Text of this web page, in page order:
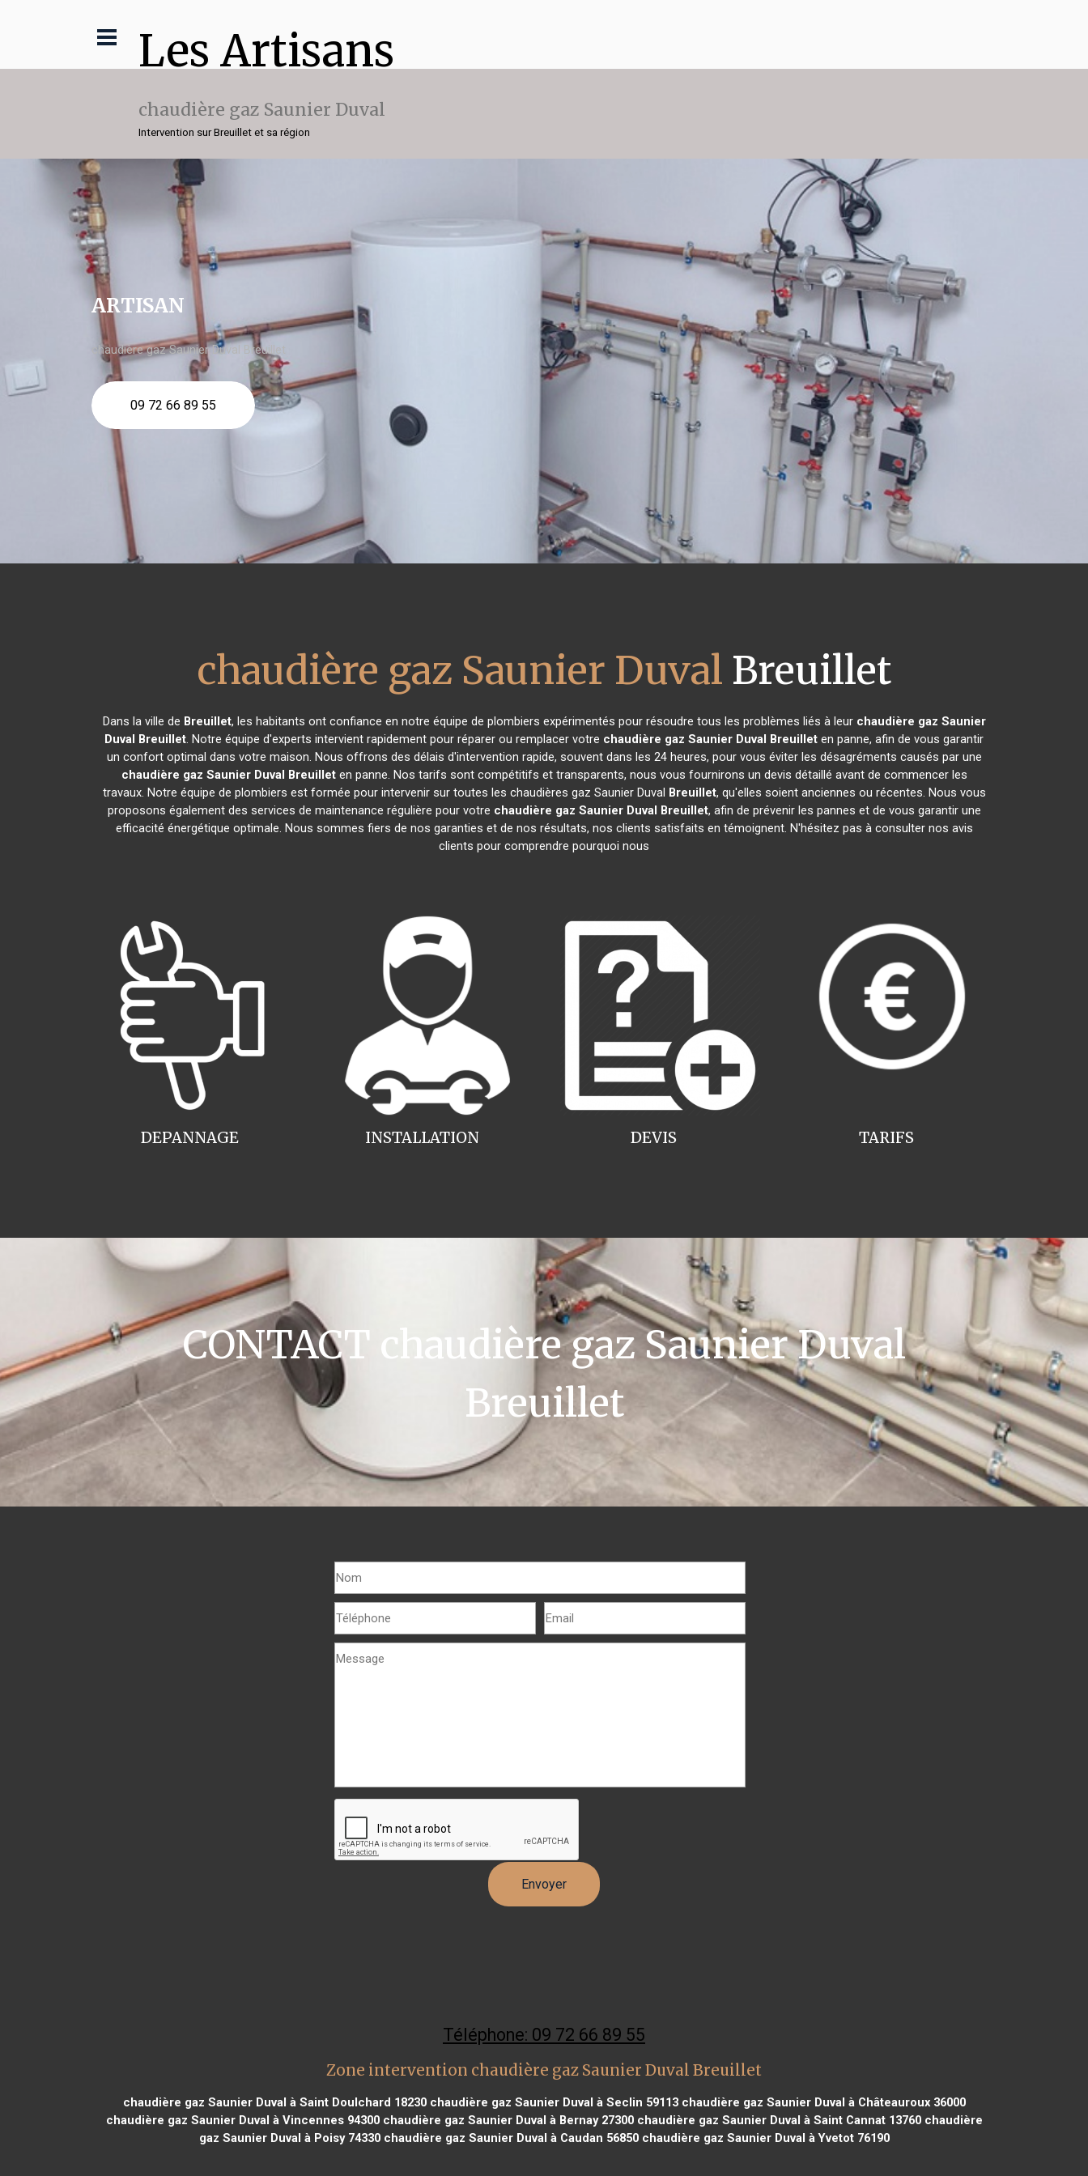
Les Artisans
chaudière gaz Saunier Duval
Intervention sur Breuillet et sa région
ARTISAN
chaudière gaz Saunier Duval Breuillet
09 72 66 89 55
chaudière gaz Saunier Duval Breuillet
Dans la ville de Breuillet, les habitants ont confiance en notre équipe de plombiers expérimentés pour résoudre tous les problèmes liés à leur chaudière gaz Saunier
Duval Breuillet. Notre équipe d'experts intervient rapidement pour réparer ou remplacer votre chaudière gaz Saunier Duval Breuillet en panne, afin de vous garantir
un confort optimal dans votre maison. Nous offrons des délais d'intervention rapide, souvent dans les 24 heures, pour vous éviter les désagréments causés par une
chaudière gaz Saunier Duval Breuilleten panne. Nos tarifs sont compétitifs et transparents, nous vous fournirons un devis détaillé avant de commencer les
travaux. Notre équipe de plombiers est formée pour intervenir sur toutes les chaudières gaz Saunier Duval Breuillet, qu'elles soient anciennes ou récentes. Nous vous
proposons également des services de maintenance régulière pour votre chaudière gaz Saunier Duval Breuillet, afin de prévenir les pannes et de vous garantir une
efficacité énergétique optimale. Nous sommes fiers de nos garanties et de nos résultats, nos clients satisfaits en témoignent. N'hésitez pas à consulter nos avis
clients pour comprendre pourquoi nous
INSTALLATION
DEPANNAGE TARIFS
DEVIS
CONTACT chaudière gaz Saunier Duval
Breuillet
Téléphone: 09 72 66 89 55
Zone intervention chaudière gaz Saunier Duval Breuillet
chaudière gaz Saunier Duval à Saint Doulchard 18230chaudière gaz Saunier Duval à Seclin 59113chaudière gaz Saunier Duval à Châteauroux 36000
chaudière gaz Saunier Duval à Vincennes 94300chaudière gaz Saunier Duval à Bernay 27300chaudière gaz Saunier Duval à Saint Cannat 13760chaudière
gaz Saunier Duval à Poisy 74330chaudière gaz Saunier Duval à Caudan 56850chaudière gaz Saunier Duval à Yvetot 76190